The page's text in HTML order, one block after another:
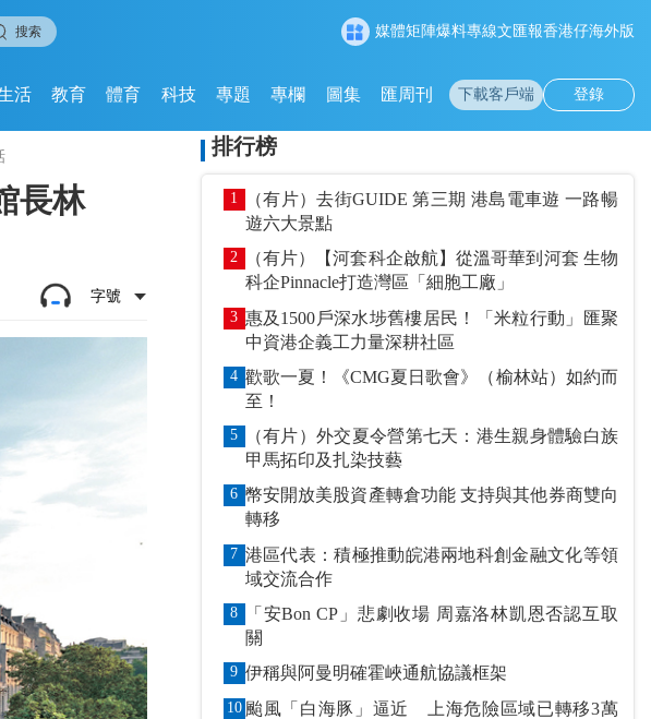
搜索 媒體矩陣爆料專線文匯報香港仔海外版
活 教育 體育 科技 專題 專欄 圖集 匯周刊 下載客戶端 登錄
長林
字號
排行榜
1
（有片）去街GUIDE 第三期 港島電車遊 一路暢
遊六大景點
2
（有片）【河套科企啟航】從溫哥華到河套 生物
科企Pinnacle打造灣區「細胞工廠」
3 惠及1500戶深水埗舊樓居民！「米粒行動」匯聚
中資港企義工力量深耕社區
4 歡歌一夏！《CMG夏日歌會》（榆林站）如約而
至！
5
（有片）外交夏令營第七天：港生親身體驗白族
甲馬拓印及扎染技藝
6 幣安開放美股資產轉倉功能 支持與其他券商雙向
轉移
7 港區代表：積極推動皖港兩地科創金融文化等領
域交流合作
8
「安Bon CP」悲劇收場 周嘉洛林凱恩否認互取
關
9 伊稱與阿曼明確霍峽通航協議框架
10 颱風「白海豚」逼近 上海危險區域已轉移3萬